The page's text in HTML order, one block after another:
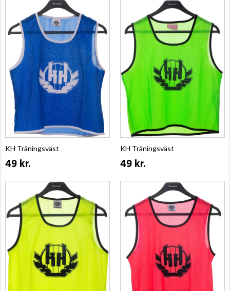
KH Träningsväst
49 kr.
KH Träningsväst
49 kr.